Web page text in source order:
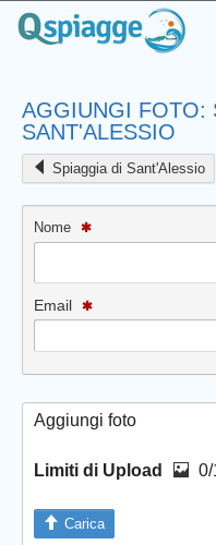
AGGIUNGI FOTO:
SANT'ALESSIO
Spiaggia di Sant'Alessio
Nome
Email
Aggiungi foto
Limiti di Upload 0/
Carica